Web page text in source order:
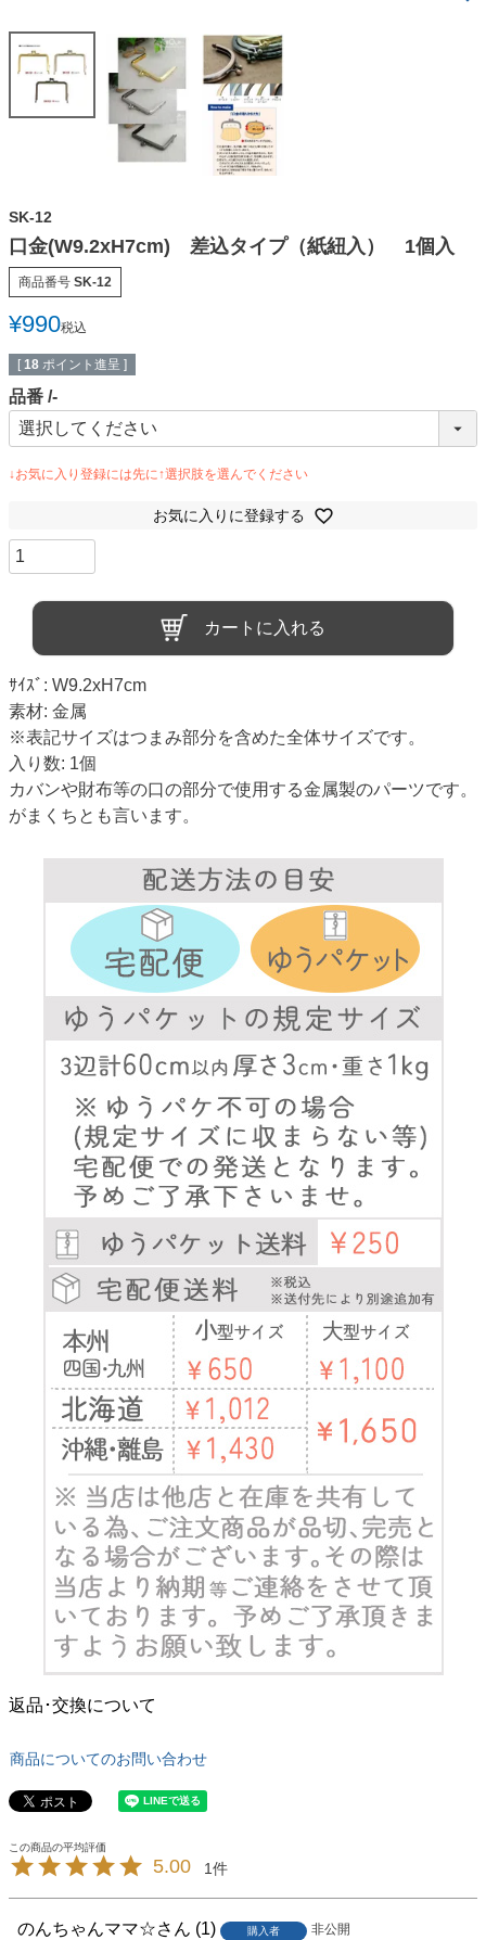
SK-12
口金(W9.2xH7cm) 差込タイプ（紙紐入） 1個入
商品番号 SK-12
¥990税込
[ 18 ポイント進呈 ]
品番 -
お気に入りに登録する
カートに入れる
ｻｲｽﾞ: W9.2xH7cm
素材: 金属
※表記サイズはつまみ部分を含めた全体サイズです。
入り数: 1個
カバンや財布等の口の部分で使用する金属製のパーツです。
がまくちとも言います。
返品･交換について
商品についてのお問い合わせ
5.00 1
のんちゃんママ☆ 1 購入者 非公開